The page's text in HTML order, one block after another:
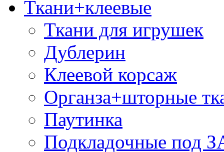
Ткани+клеевые
Ткани для игрушек
Дублерин
Клеевой корсаж
Органза+шторные
Паутинка
Подкладочные под